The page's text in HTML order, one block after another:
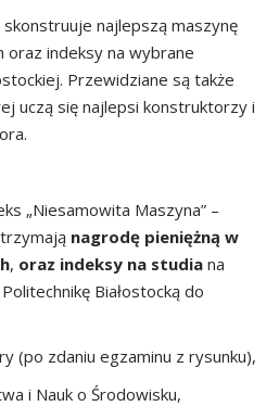
najlepszą maszynę
oraz indeksy na wybrane
Przewidziane są także
uczą się najlepsi konstruktorzy i
„Niesamowita Maszyna” –
nagrodę pieniężną w
, oraz indeksy na studia na
Białostocką do
(po zdaniu egzaminu z rysunku),
i Nauk o Środowisku,